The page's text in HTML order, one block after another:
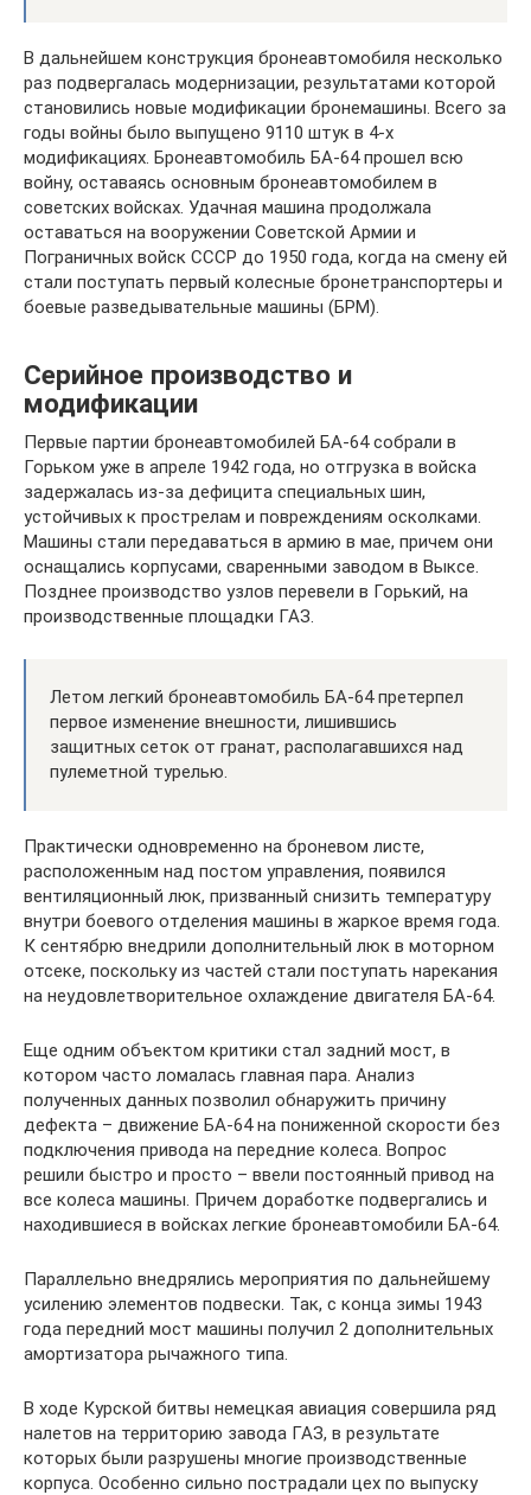
В дальнейшем конструкция бронеавтомобиля несколько
раз подвергалась модернизации, результатами которой
становились новые модификации бронемашины. Всего за
годы войны было выпущено 9110 штук в 4-х
модификациях. Бронеавтомобиль БА-64 прошел всю
войну, оставаясь основным бронеавтомобилем в
советских войсках. Удачная машина продолжала
оставаться на вооружении Советской Армии и
Пограничных войск СССР до 1950 года, когда на смену ей
стали поступать первый колесные бронетранспортеры и
боевые разведывательные машины (БРМ).
Серийное производство и
модификации
Первые партии бронеавтомобилей БА-64 собрали в
Горьком уже в апреле 1942 года, но отгрузка в войска
задержалась из-за дефицита специальных шин,
устойчивых к прострелам и повреждениям осколками.
Машины стали передаваться в армию в мае, причем они
оснащались корпусами, сваренными заводом в Выксе.
Позднее производство узлов перевели в Горький, на
производственные площадки ГАЗ.
Летом легкий бронеавтомобиль БА-64 претерпел
первое изменение внешности, лишившись
защитных сеток от гранат, располагавшихся над
пулеметной турелью.
Практически одновременно на броневом листе,
расположенным над постом управления, появился
вентиляционный люк, призванный снизить температуру
внутри боевого отделения машины в жаркое время года.
К сентябрю внедрили дополнительный люк в моторном
отсеке, поскольку из частей стали поступать нарекания
на неудовлетворительное охлаждение двигателя БА-64.
Еще одним объектом критики стал задний мост, в
котором часто ломалась главная пара. Анализ
полученных данных позволил обнаружить причину
дефекта – движение БА-64 на пониженной скорости без
подключения привода на передние колеса. Вопрос
решили быстро и просто – ввели постоянный привод на
все колеса машины. Причем доработке подвергались и
находившиеся в войсках легкие бронеавтомобили БА-64.
Параллельно внедрялись мероприятия по дальнейшему
усилению элементов подвески. Так, с конца зимы 1943
года передний мост машины получил 2 дополнительных
амортизатора рычажного типа.
В ходе Курской битвы немецкая авиация совершила ряд
налетов на территорию завода ГАЗ, в результате
которых были разрушены многие производственные
корпуса. Особенно сильно пострадали цех по выпуску